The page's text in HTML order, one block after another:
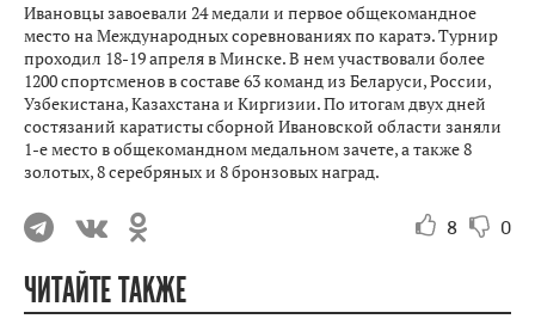
Ивановцы завоевали 24 медали и первое общекомандное
место на Международных соревнованиях по каратэ. Турнир
проходил 18-19 апреля в Минске. В нем участвовали более
1200 спортсменов в составе 63 команд из Беларуси, России,
Узбекистана, Казахстана и Киргизии. По итогам двух дней
состязаний каратисты сборной Ивановской области заняли
1-е место в общекомандном медальном зачете, а также 8
золотых, 8 серебряных и 8 бронзовых наград.
8 0
ЧИТАЙТЕ ТАКЖЕ